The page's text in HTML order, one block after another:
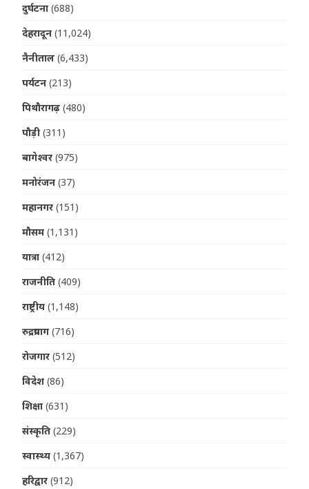
दुर्घटना (688)
देहरादून (11,024)
नैनीताल (6,433)
पर्यटन (213)
पिथौरागढ़ (480)
पौड़ी (311)
बागेश्वर (975)
मनोरंजन (37)
महानगर (151)
मौसम (1,131)
यात्रा (412)
राजनीति (409)
राष्ट्रीय (1,148)
रुद्रप्रयाग (716)
रोजगार (512)
विदेश (86)
शिक्षा (631)
संस्कृति (229)
स्वास्थ्य (1,367)
हरिद्वार (912)